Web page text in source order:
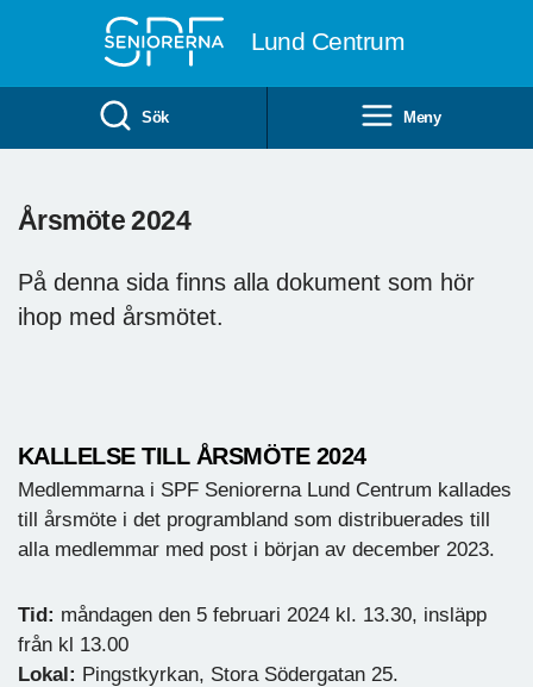
Lund Centrum
Sök Meny
Årsmöte 2024
På denna sida finns alla dokument som hör
ihop med årsmötet.
KALLELSE TILL ÅRSMÖTE 2024
Medlemmarna i SPF Seniorerna Lund Centrum kallades
till årsmöte i det programbland som distribuerades till
alla medlemmar med post i början av december 2023.
Tid: måndagen den 5 februari 2024 kl. 13.30, insläpp
från kl 13.00
Lokal: Pingstkyrkan, Stora Södergatan 25.